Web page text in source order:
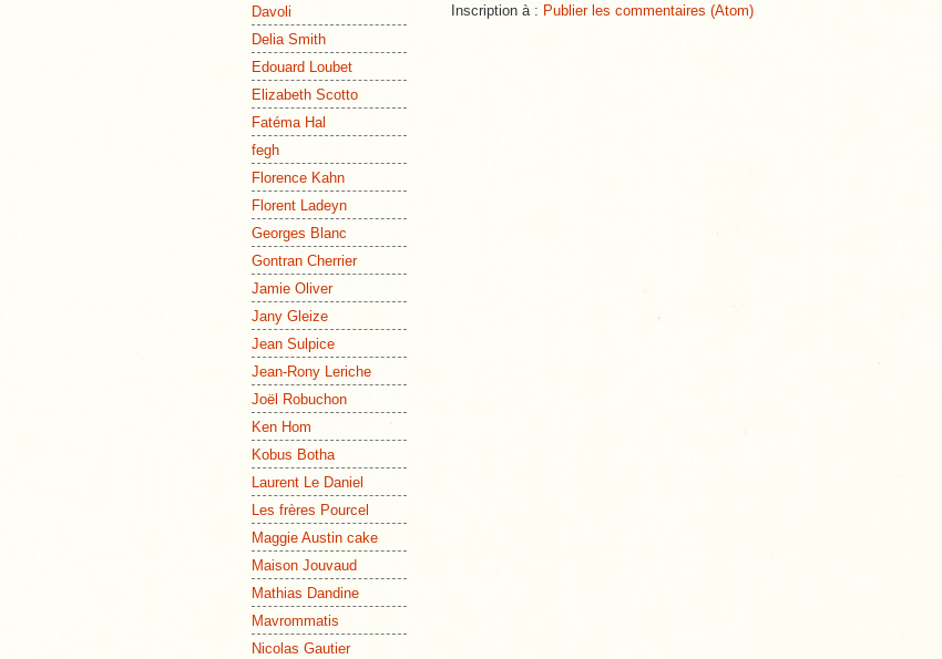
Inscription à : Publier les commentaires (Atom)
Davoli
Delia Smith
Edouard Loubet
Elizabeth Scotto
Fatéma Hal
fegh
Florence Kahn
Florent Ladeyn
Georges Blanc
Gontran Cherrier
Jamie Oliver
Jany Gleize
Jean Sulpice
Jean-Rony Leriche
Joël Robuchon
Ken Hom
Kobus Botha
Laurent Le Daniel
Les frères Pourcel
Maggie Austin cake
Maison Jouvaud
Mathias Dandine
Mavrommatis
Nicolas Gautier